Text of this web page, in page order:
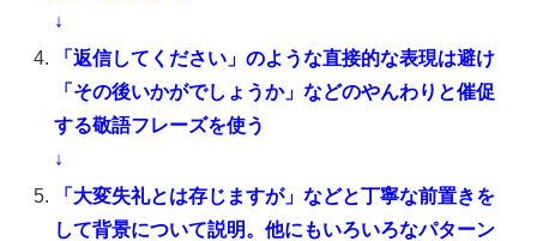
↓
「返信してください」のような直接的な表現は避け
「その後いかがでしょうか」などのやんわりと催促
する敬語フレーズを使う
↓
「大変失礼とは存じますが」などと丁寧な前置きを
して背景について説明。他にもいろいろなパターン